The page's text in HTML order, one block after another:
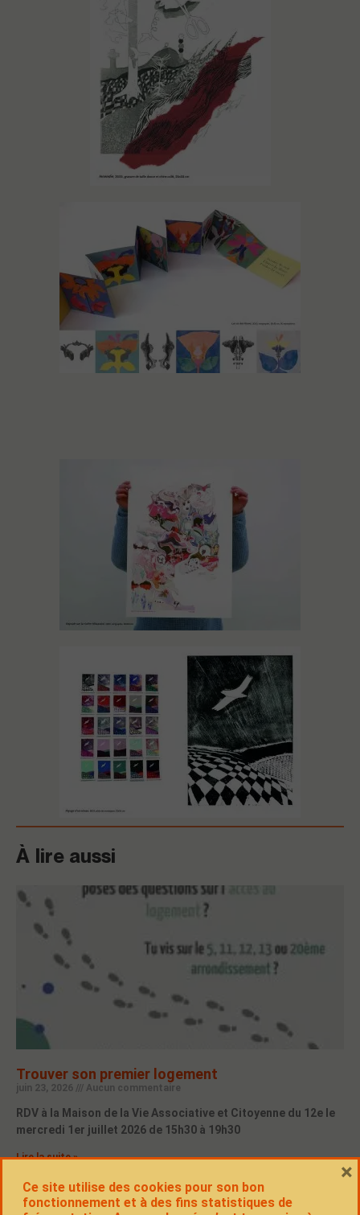
À lire aussi
Trouver son premier logement
juin 23, 2026 Aucun commentaire
RDV à la Maison de la Vie Associative et Citoyenne du 12e le
mercredi 1er juillet 2026 de 15h30 à 19h30
Lire la suite »
Ce site utilise des cookies pour son bon
fonctionnement et à des fins statistiques de
×